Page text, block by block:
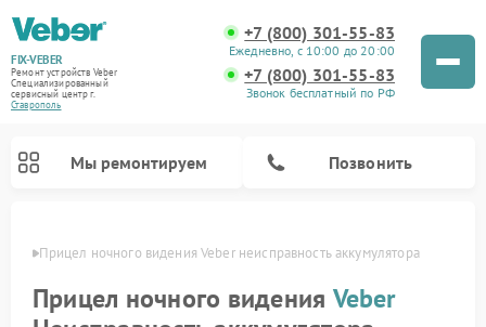
FIX-VEBER
Ремонт устройств Veber
Специализированный
cервисный центр г.
Ставрополь
+7 (800) 301-55-83
Ежедневно, с 10:00 до 20:00
+7 (800) 301-55-83
Звонок бесплатный по РФ
Мы ремонтируем Позвонить
Прицел ночного видения Veber неисправность аккумулятора
Прицел ночного видения Veber